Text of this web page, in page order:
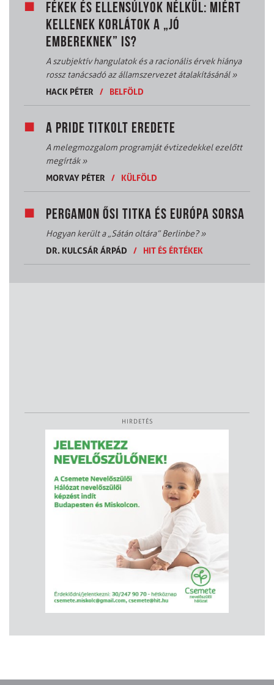
FÉKEK ÉS ELLENSÚLYOK NÉLKÜL: MIÉRT
KELLENEK KORLÁTOK A „JÓ
EMBEREKNEK” IS?
A szubjektív hangulatok és a racionális érvek hiánya
rossz tanácsadó az államszervezet átalakításánál»
HACK PÉTER
/ BELFÖLD
A PRIDE TITKOLT EREDETE
A melegmozgalom programját évtizedekkel ezelőtt
megírták»
MORVAY PÉTER
/ KÜLFÖLD
PERGAMON ŐSI TITKA ÉS EURÓPA SORSA
Hogyan került a „Sátán oltára” Berlinbe?»
DR. KULCSÁR ÁRPÁD
/ HIT ÉS ÉRTÉKEK
HIRDETÉS